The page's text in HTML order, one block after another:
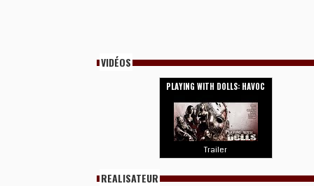
VIDÉOS
PLAYING WITH DOLLS: HAVOC
Trailer
REALISATEUR